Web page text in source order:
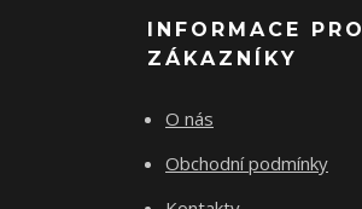
INFORMACE PRO
ZÁKAZNÍKY
O nás
Obchodní podmínky